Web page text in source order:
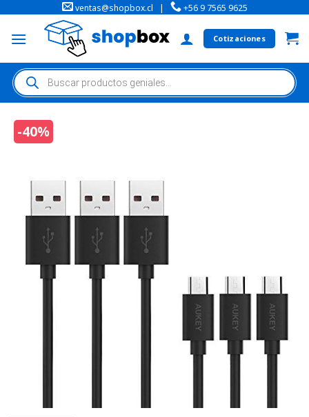
ventas@shopbox.cl | +56 9 7565 9625
Cotizaciones
-40%